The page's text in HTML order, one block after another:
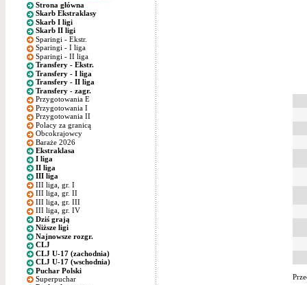
Strona główna
Skarb Ekstraklasy
Skarb I ligi
Skarb II ligi
Sparingi - Ekstr.
Sparingi - I liga
Sparingi - II liga
Transfery - Ekstr.
Transfery - I liga
Transfery - II liga
Transfery - zagr.
Przygotowania E
Przygotowania I
Przygotowania II
Polacy za granicą
Obcokrajowcy
Baraże 2026
Ekstraklasa
I liga
II liga
III liga
III liga, gr. I
III liga, gr. II
III liga, gr. III
III liga, gr. IV
Dziś grają
Niższe ligi
Najnowsze rozgr.
CLJ
CLJ U-17 (zachodnia)
CLJ U-17 (wschodnia)
Puchar Polski
Superpuchar